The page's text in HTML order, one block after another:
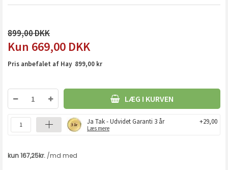
899,00
669,00 DKK
Pris anbefalet af Hay 899,00 kr
LÆG I KURVEN
Ja Tak - Udvidet Garanti 3 år
Læs mere
+29,00